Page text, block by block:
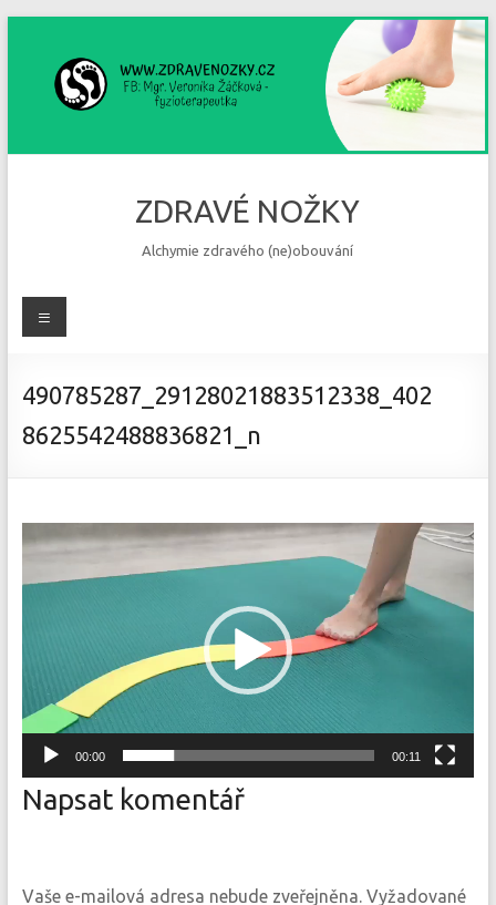
content
ZDRAVÉ NOŽKY
Alchymie zdravého (ne)obouvání
Menu
490785287_29128021883512338_402
8625542488836821_n
00:00 00:11
Napsat komentář
Vaše e-mailová adresa nebude zveřejněna. Vyžadované